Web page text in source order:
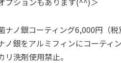
ノ銀コーティング6,000円（
ノ銀をアルミフィンにコーティ
リ洗剤使用禁止。